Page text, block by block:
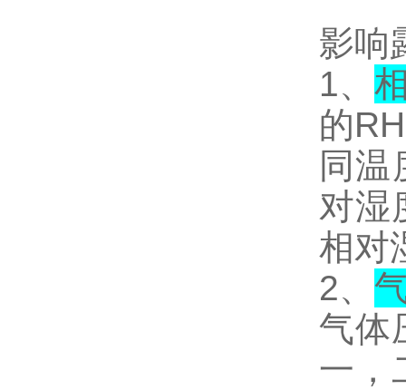
影响
1、
的
同温
对湿
相对
2、
气体
一，